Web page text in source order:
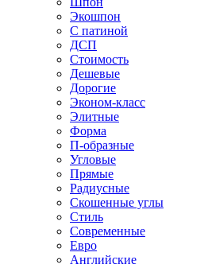
Экошпон
С патиной
ДСП
Стоимость
Дешевые
Дорогие
Эконом-класс
Элитные
Форма
П-образные
Угловые
Прямые
Радиусные
Скошенные углы
Стиль
Современные
Евро
Английские